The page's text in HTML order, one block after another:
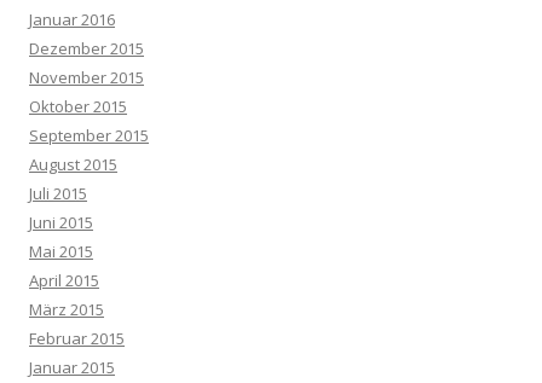
Januar 2016
Dezember 2015
November 2015
Oktober 2015
September 2015
August 2015
Juli 2015
Juni 2015
Mai 2015
April 2015
März 2015
Februar 2015
Januar 2015